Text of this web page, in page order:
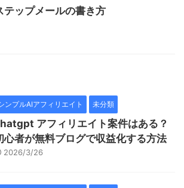
テップメールの書き方
ンプルAIアフィリエイト 未分類
アフィリエイト案件はある？
心者が無料ブログで収益化する方法
2026/3/26